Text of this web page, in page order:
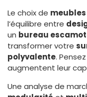
Le choix de
l’équilibre entre
un bureau
transformer votre
polyvalente.
augmentent leur
Une analyse de